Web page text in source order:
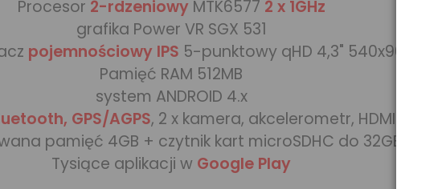
Procesor 2-rdzeniowy MTK6577 2 x 1GHz
grafika Power VR SGX 531
pojemnościowy IPS 5-punktowy qHD 4,3" 540x960
Pamięć RAM 512MB
system ANDROID 4.x
GPS/AGPS, 2 x kamera, akcelerometr, HDMI
pamięć 4GB + czytnik kart microSDHC do 32GB
Tysiące aplikacji w Google Play